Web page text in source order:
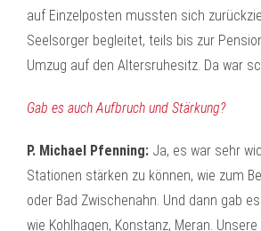
auf Einzelposten mussten sich
Seelsorger begleitet, teils bis zur
Umzug auf den Altersruhesitz. Da war
Gab es auch Aufbruch und Stärkung?
P. Michael Pfenning: Ja, es war sehr
Stationen stärken zu können, wie zum
oder Bad Zwischenahn. Und dann gab
wie Kohlhagen, Konstanz, Meran.